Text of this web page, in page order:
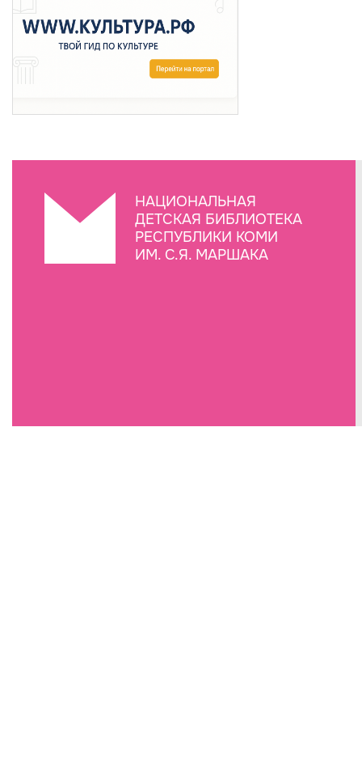
НАЦИОНАЛЬНАЯ
ДЕТСКАЯ БИБЛИОТЕКА
РЕСПУБЛИКИ КОМИ
ИМ. С.Я. МАРШАКА